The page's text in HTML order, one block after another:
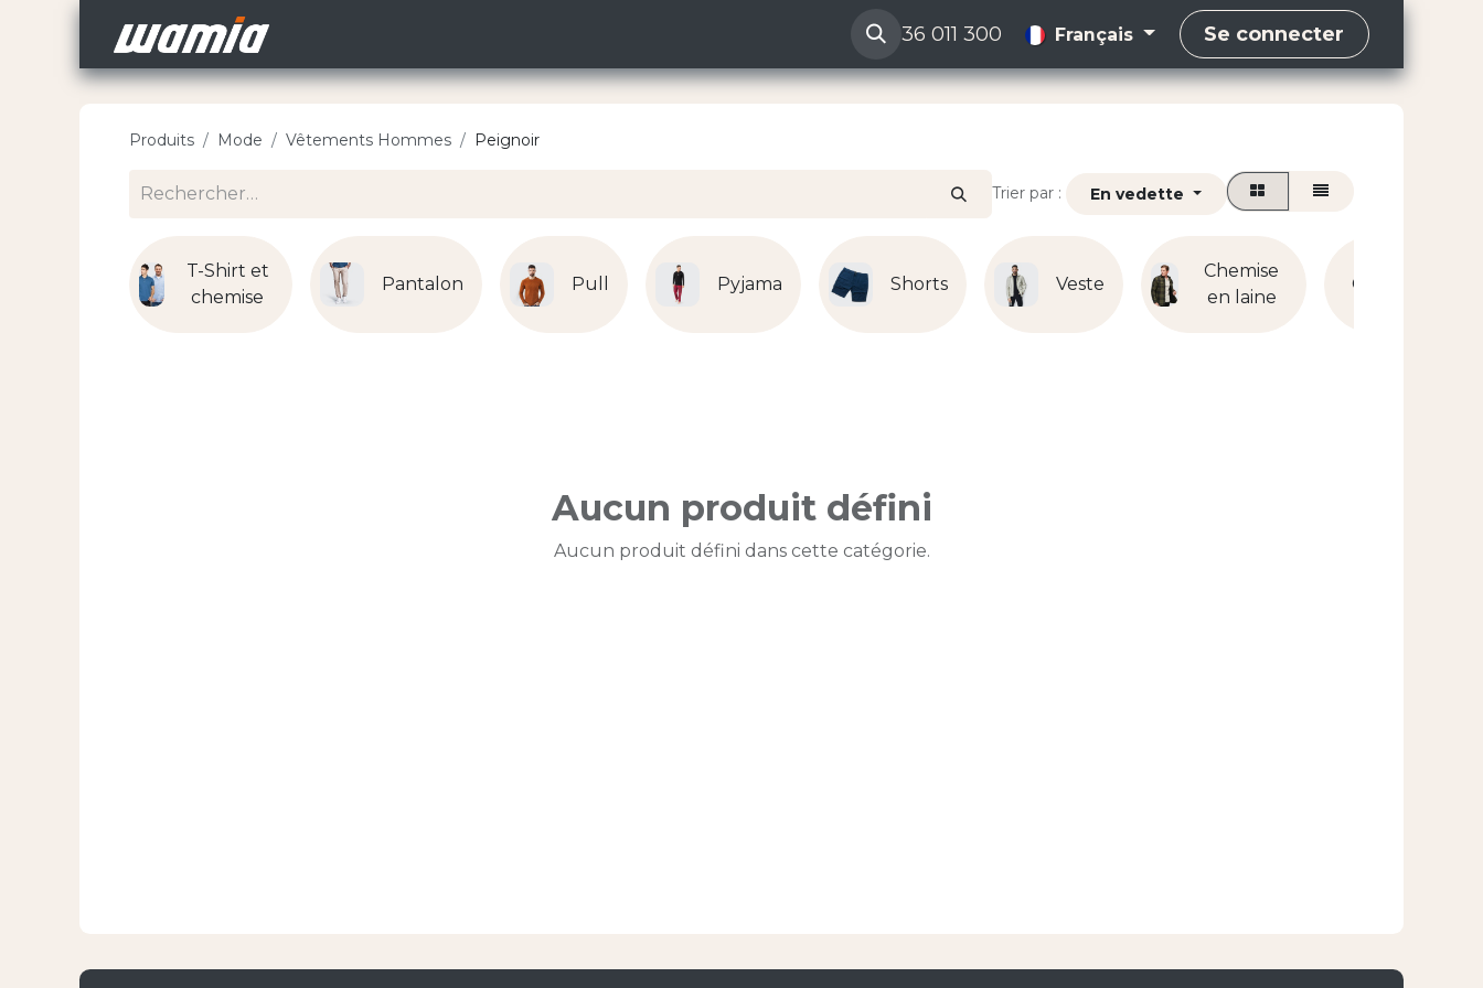
36 011 300 Français Se connecter
Produits Mode Vêtements Hommes Peignoir
Trier par : En vedette
T-Shirt et
chemise
Pantalon Pull Pyjama Shorts Veste
Chemise
en laine
Costume
Aucun produit défini
Aucun produit défini dans cette catégorie.